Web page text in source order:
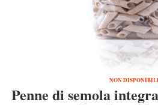
NON
Penne di semola